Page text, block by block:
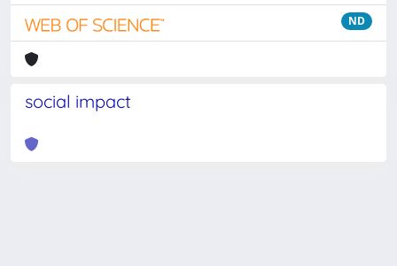
ND
social impact